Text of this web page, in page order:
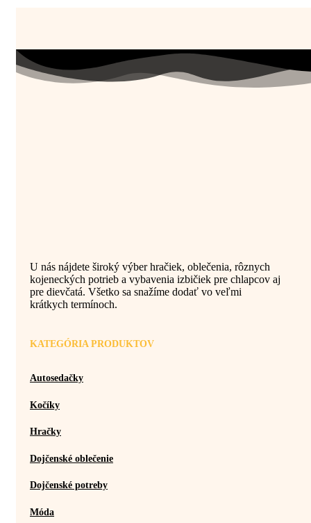
U nás nájdete široký výber hračiek, oblečenia, rôznych
kojeneckých potrieb a vybavenia izbičiek pre chlapcov aj
pre dievčatá. Všetko sa snažíme dodať vo veľmi
krátkych termínoch.
KATEGÓRIA PRODUKTOV
Autosedačky
Kočíky
Hračky
Dojčenské oblečenie
Dojčenské potreby
Móda